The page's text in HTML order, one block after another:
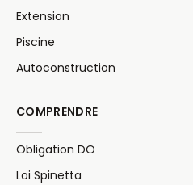
Extension
Piscine
Autoconstruction
COMPRENDRE
Obligation DO
Loi Spinetta